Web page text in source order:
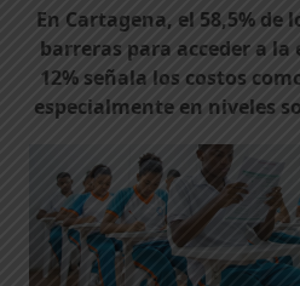
En Cartagena, el 58,5% de
barreras para acceder a
12% señala los costos
especialmente en niveles